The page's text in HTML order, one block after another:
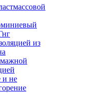
из
и не